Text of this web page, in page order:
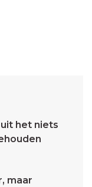
het niets
maar